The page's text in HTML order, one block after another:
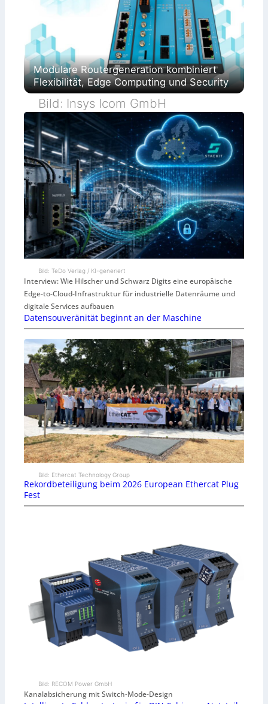
Modulare Routergeneration kombiniert
Flexibilität, Edge Computing und Security
Bild: Insys Icom GmbH
Bild: TeDo Verlag / KI-generiert
Interview: Wie Hilscher und Schwarz Digits eine europäische
Edge-to-Cloud-Infrastruktur für industrielle Datenräume und
digitale Services aufbauen
Datensouveränität beginnt an der Maschine
Bild: Ethercat Technology Group
Rekordbeteiligung beim 2026 European Ethercat Plug
Fest
Bild: RECOM Power GmbH
Kanalabsicherung mit Switch-Mode-Design